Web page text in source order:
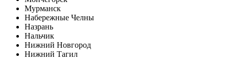
Мурманск
Набережные Челны
Назрань
Нальчик
Нижний Новгород
Нижний Тагил